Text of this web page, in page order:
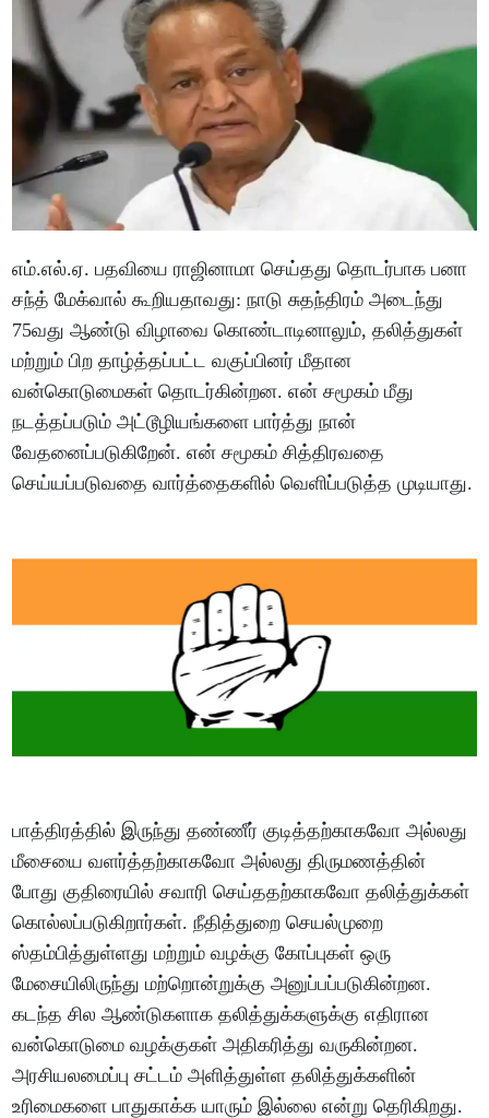
எம்.எல்.ஏ. பதவியை ராஜினாமா செய்தது தொடர்பாக பனா
சந்த் மேக்வால் கூறியதாவது: நாடு சுதந்திரம் அடைந்து
75வது ஆண்டு விழாவை கொண்டாடினாலும், தலித்துகள்
மற்றும் பிற தாழ்த்தப்பட்ட வகுப்பினர் மீதான
வன்கொடுமைகள் தொடர்கின்றன. என் சமூகம் மீது
நடத்தப்படும் அட்டூழியங்களை பார்த்து நான்
வேதனைப்படுகிறேன். என் சமூகம் சித்திரவதை
செய்யப்படுவதை வார்த்தைகளில் வெளிப்படுத்த முடியாது.
பாத்திரத்தில் இருந்து தண்ணீர் குடித்தற்காகவோ அல்லது
மீசையை வளர்த்தற்காகவோ அல்லது திருமணத்தின்
போது குதிரையில் சவாரி செய்ததற்காகவோ தலித்துக்கள்
கொல்லப்படுகிறார்கள். நீதித்துறை செயல்முறை
ஸ்தம்பித்துள்ளது மற்றும் வழக்கு கோப்புகள் ஒரு
மேசையிலிருந்து மற்றொன்றுக்கு அனுப்பப்படுகின்றன.
கடந்த சில ஆண்டுகளாக தலித்துக்களுக்கு எதிரான
வன்கொடுமை வழக்குகள் அதிகரித்து வருகின்றன.
அரசியலமைப்பு சட்டம் அளித்துள்ள தலித்துக்களின்
உரிமைகளை பாதுகாக்க யாரும் இல்லை என்று தெரிகிறது.